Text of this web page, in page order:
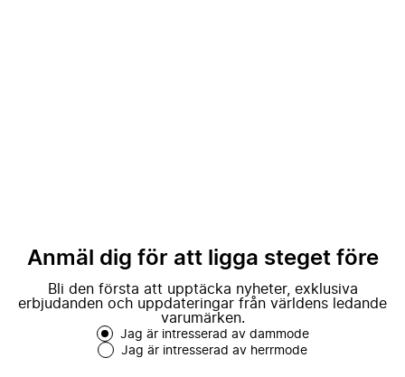
Anmäl dig för att ligga steget före
Bli den första att upptäcka nyheter, exklusiva
erbjudanden och uppdateringar från världens ledande
varumärken.
Jag är intresserad av dammode
Jag är intresserad av herrmode